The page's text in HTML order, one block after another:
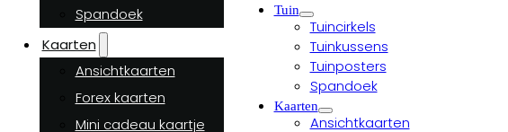
Spandoek
Kaarten
Ansichtkaarten
Forex kaarten
Mini cadeau kaartje
Tuin
Tuincirkels
Tuinkussens
Tuinposters
Spandoek
Kaarten
Ansichtkaarten